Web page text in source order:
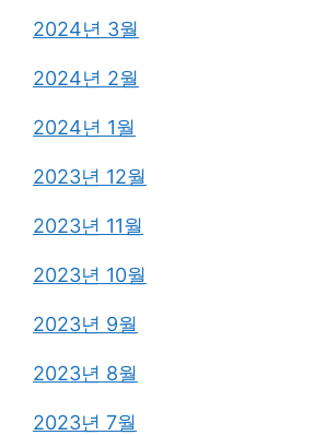
2024년 3월
2024년 2월
2024년 1월
2023년 12월
2023년 11월
2023년 10월
2023년 9월
2023년 8월
2023년 7월